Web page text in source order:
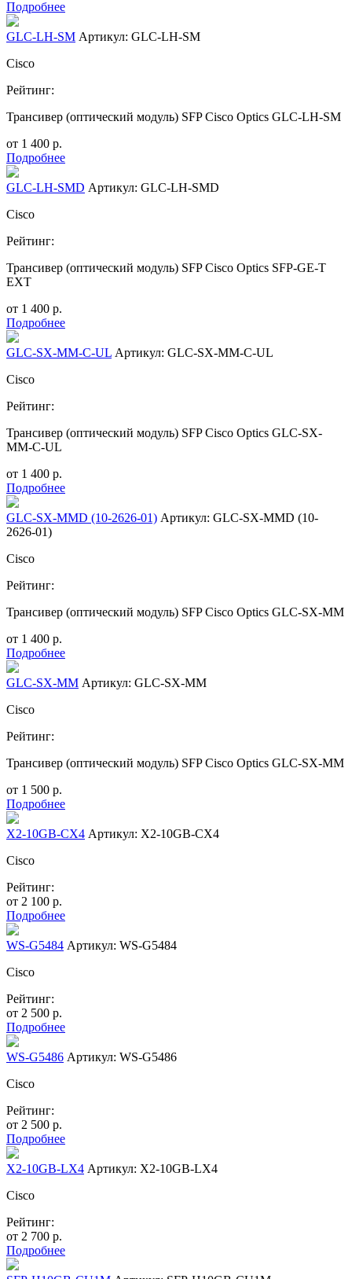
Подробнее
GLC-LH-SM Артикул: GLC-LH-SM
Cisco
Рейтинг:
Трансивер (оптический модуль) SFP Cisco Optics GLC-LH-SM
от 1 400 р.
Подробнее
GLC-LH-SMD Артикул: GLC-LH-SMD
Cisco
Рейтинг:
Трансивер (оптический модуль) SFP Cisco Optics SFP-GE-T
EXT
от 1 400 р.
Подробнее
GLC-SX-MM-C-UL Артикул: GLC-SX-MM-C-UL
Cisco
Рейтинг:
Трансивер (оптический модуль) SFP Cisco Optics GLC-SX-
MM-C-UL
от 1 400 р.
Подробнее
GLC-SX-MMD (10-2626-01) Артикул: GLC-SX-MMD (10-
2626-01)
Cisco
Рейтинг:
Трансивер (оптический модуль) SFP Cisco Optics GLC-SX-MM
от 1 400 р.
Подробнее
GLC-SX-MM Артикул: GLC-SX-MM
Cisco
Рейтинг:
Трансивер (оптический модуль) SFP Cisco Optics GLC-SX-MM
от 1 500 р.
Подробнее
X2-10GB-CX4 Артикул: X2-10GB-CX4
Cisco
Рейтинг:
от 2 100 р.
Подробнее
WS-G5484 Артикул: WS-G5484
Cisco
Рейтинг:
от 2 500 р.
Подробнее
WS-G5486 Артикул: WS-G5486
Cisco
Рейтинг:
от 2 500 р.
Подробнее
X2-10GB-LX4 Артикул: X2-10GB-LX4
Cisco
Рейтинг:
от 2 700 р.
Подробнее